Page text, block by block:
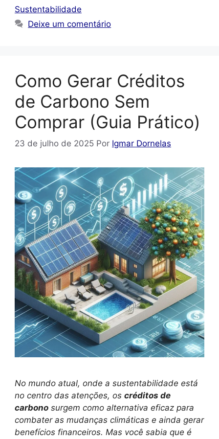
Sustentabilidade
Deixe um comentário
Como Gerar Créditos
de Carbono Sem
Comprar (Guia Prático)
23 de julho de 2025 Por Igmar Dornelas
No mundo atual, onde a sustentabilidade está
no centro das atenções, os créditos de
carbono surgem como alternativa eficaz para
combater as mudanças climáticas e ainda gerar
benefícios financeiros. Mas você sabia que é